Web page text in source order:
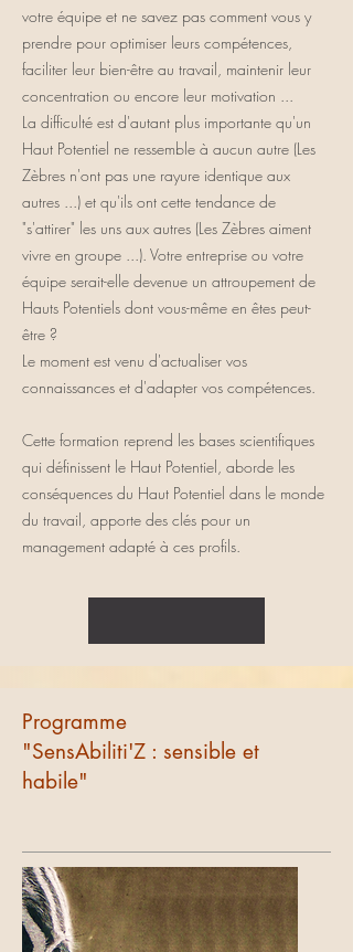
votre équipe et ne savez pas comment vous y
prendre pour optimiser leurs compétences,
faciliter leur bien-être au travail, maintenir leur
concentration ou encore leur motivation ...
La difficulté est d'autant plus importante qu'un
Haut Potentiel ne ressemble à aucun autre (Les
Zèbres n'ont pas une rayure identique aux
autres ...) et qu'ils ont cette tendance de
"s'attirer" les uns aux autres (Les Zèbres aiment
vivre en groupe ...). Votre entreprise ou votre
équipe serait-elle devenue un attroupement de
Hauts Potentiels dont vous-même en êtes peut-
être ?
Le moment est venu d'actualiser vos
connaissances et d'adapter vos compétences.
Cette formation reprend les bases scientifiques
qui définissent le Haut Potentiel, aborde les
conséquences du Haut Potentiel dans le monde
du travail, apporte des clés pour un
management adapté à ces profils.
Programme
"SensAbiliti'Z : sensible et
habile"